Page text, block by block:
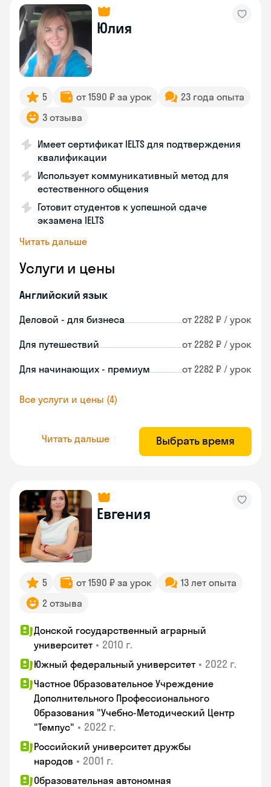
Юлия
5 от 1590 ₽ за урок
23 года опыта
3 отзыва
Имеет сертификат IELTS для подтверждения
квалификации
Использует коммуникативный метод для
естественного общения
Готовит студентов к успешной сдаче
экзамена IELTS
Читать дальше
Услуги и цены
Английский язык
Деловой - для бизнеса от 2282 ₽ / урок
Для путешествий от 2282 ₽ / урок
Для начинающих - премиум от 2282 ₽ / урок
Все услуги и цены (4)
Читать дальше Выбрать время
Евгения
5 от 1590 ₽ за урок
13 лет опыта
2 отзыва
Донской государственный аграрный
университет • 2010 г.
Южный федеральный университет • 2022 г.
Частное Образовательное Учреждение
Дополнительного Профессионального
Образования "Учебно-Методический Центр
"Темпус" • 2022 г.
Российский университет дружбы
народов • 2001 г.
Образовательная автономная